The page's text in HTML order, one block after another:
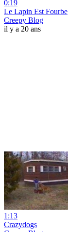
0:19
Le Lapin Est Fourbe
Creepy Blog
il y a 20 ans
1:13
Crazydogs